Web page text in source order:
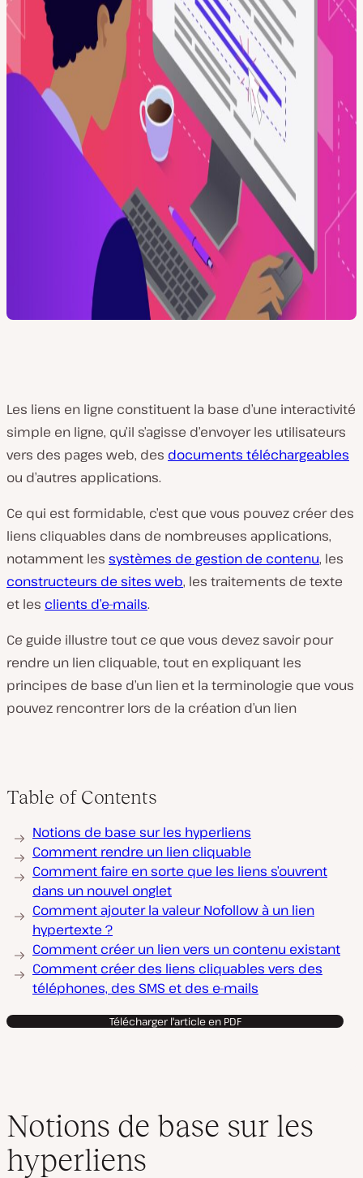
Les liens en ligne constituent la base d’une interactivité
simple en ligne, qu’il s’agisse d’envoyer les utilisateurs
vers des pages web, des documents téléchargeables
ou d’autres applications.
Ce qui est formidable, c’est que vous pouvez créer des
liens cliquables dans de nombreuses applications,
notamment les systèmes de gestion de contenu, les
constructeurs de sites web, les traitements de texte
et les clients d’e-mails.
Ce guide illustre tout ce que vous devez savoir pour
rendre un lien cliquable, tout en expliquant les
principes de base d’un lien et la terminologie que vous
pouvez rencontrer lors de la création d’un lien
Table of Contents
Notions de base sur les hyperliens
Comment rendre un lien cliquable
Comment faire en sorte que les liens s’ouvrent
dans un nouvel onglet
Comment ajouter la valeur Nofollow à un lien
hypertexte ?
Comment créer un lien vers un contenu existant
Comment créer des liens cliquables vers des
téléphones, des SMS et des e-mails
Télécharger l'article en PDF
Notions de base sur les
hyperliens